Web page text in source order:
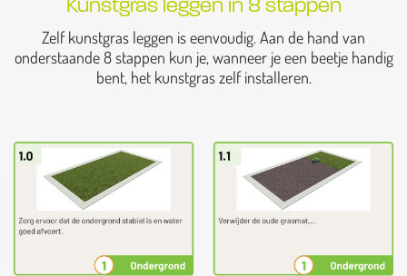
Zelf kunstgras leggen is eenvoudig. Aan de hand van
onderstaande 8 stappen kun je, wanneer je een beetje handig
bent, het kunstgras zelf installeren.